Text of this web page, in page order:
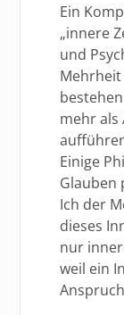
Ein
„innere
und
mehr als
Einige
Glauben
Ich der
dieses
nur
weil ein